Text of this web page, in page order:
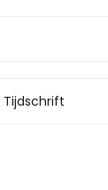
Tijdschrift